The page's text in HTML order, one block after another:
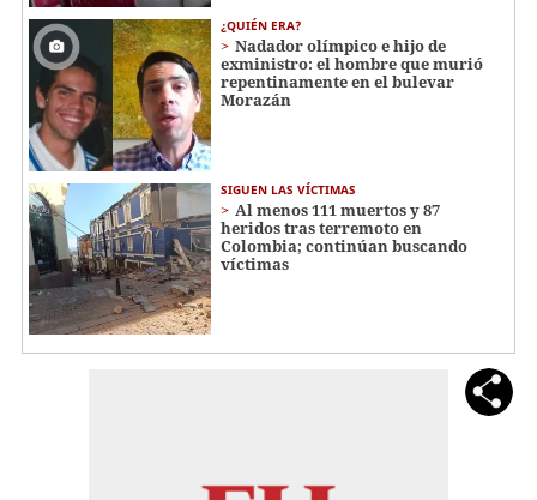
¿QUIÉN ERA?
Nadador olímpico e hijo de
exministro: el hombre que murió
repentinamente en el bulevar
Morazán
SIGUEN LAS VÍCTIMAS
Al menos 111 muertos y 87
heridos tras terremoto en
Colombia; continúan buscando
víctimas